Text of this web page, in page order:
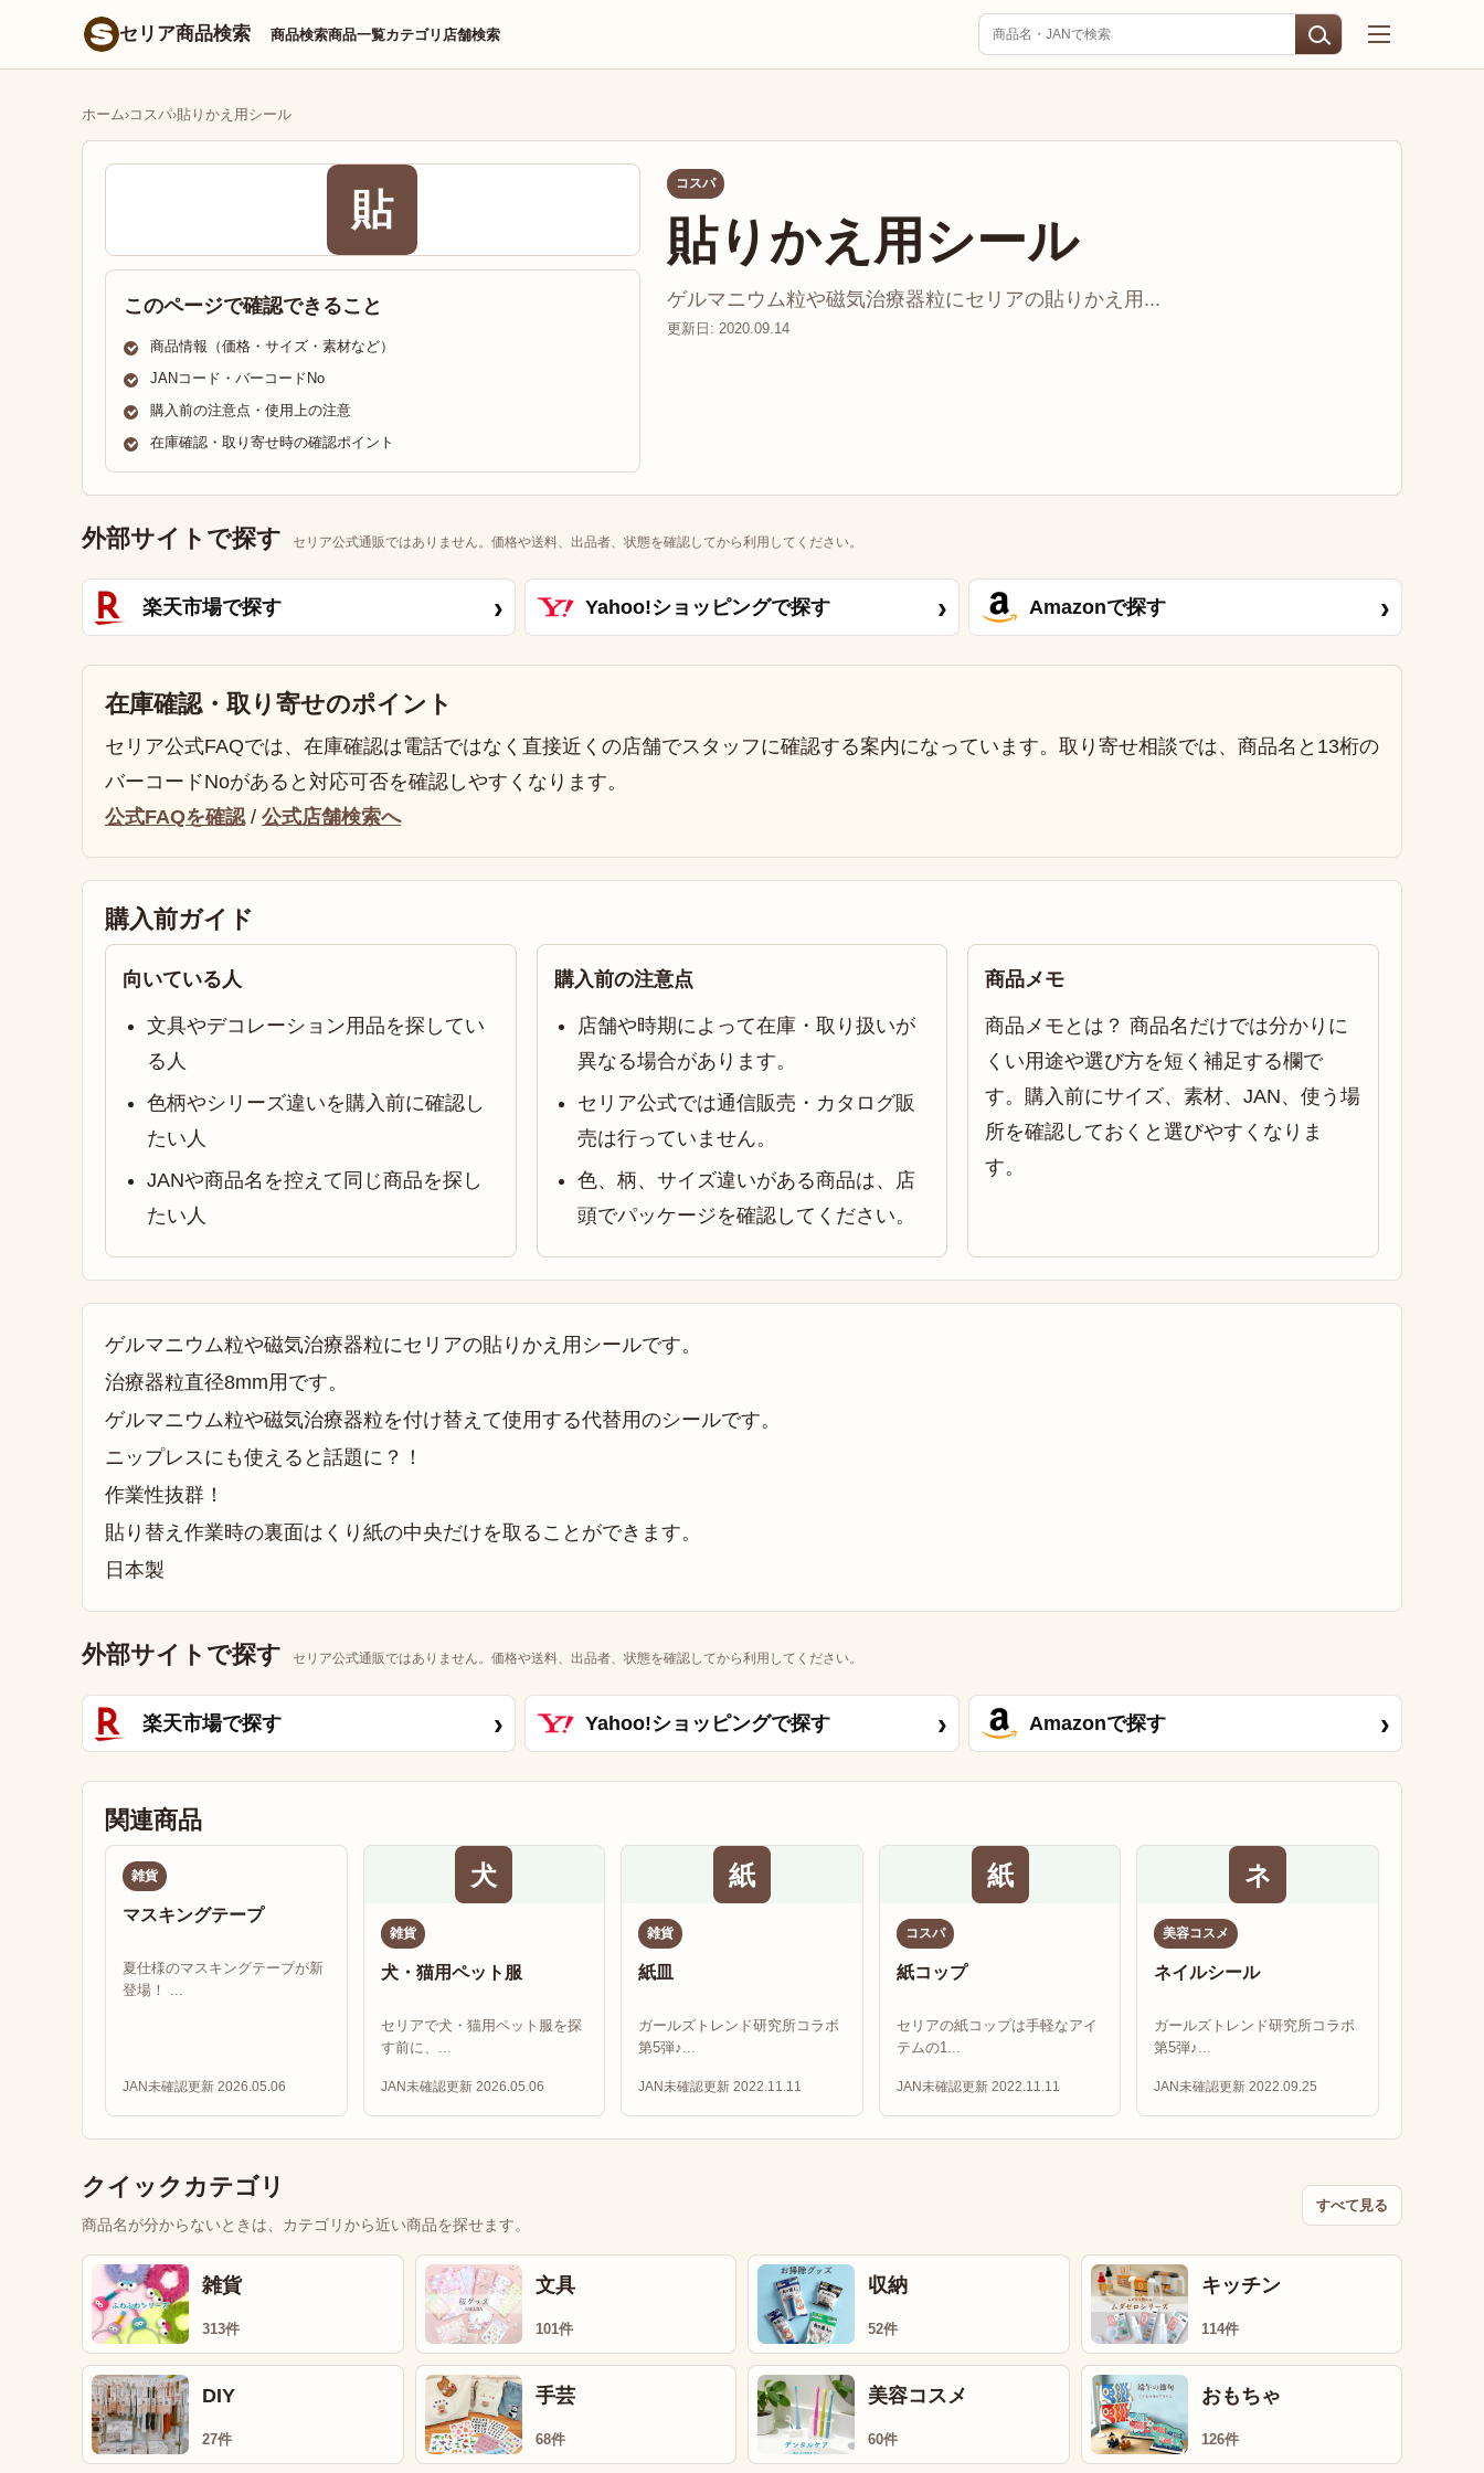
セリア商品検索 商品検索商品一覧カテゴリ 店舗検索
ホーム›コスパ›貼りかえ用シール
貼
このページで確認できること
商品情報（価格・サイズ・素材など）
JANコード・バーコードNo
購入前の注意点・使用上の注意
在庫確認・取り寄せ時の確認ポイント
コスパ
貼りかえ用シール
ゲルマニウム粒や磁気治療器粒にセリアの貼りかえ用...
更新日: 2020.09.14
外部サイトで探す セリア公式通販ではありません。価格や送料、出品者、状態を確認してから利用してください。
楽天市場で探す › Yahoo!ショッピングで探す › Amazonで探す ›
在庫確認・取り寄せのポイント
セリア公式FAQでは、在庫確認は電話ではなく直接近くの店舗でスタッフに確認する案内になっています。取り寄せ相談では、商品名と13桁の
バーコードNoがあると対応可否を確認しやすくなります。
公式FAQを確認/ 公式店舗検索へ
購入前ガイド
向いている人
文具やデコレーション用品を探してい
る人
色柄やシリーズ違いを購入前に確認し
たい人
JANや商品名を控えて同じ商品を探し
たい人
購入前の注意点
店舗や時期によって在庫・取り扱いが
異なる場合があります。
セリア公式では通信販売・カタログ販
売は行っていません。
色、柄、サイズ違いがある商品は、店
頭でパッケージを確認してください。
商品メモ
商品メモとは？ 商品名だけでは分かりに
くい用途や選び方を短く補足する欄で
す。購入前にサイズ、素材、JAN、使う場
所を確認しておくと選びやすくなりま
す。
ゲルマニウム粒や磁気治療器粒にセリアの貼りかえ用シールです。
治療器粒直径8mm用です。
ゲルマニウム粒や磁気治療器粒を付け替えて使用する代替用のシールです。
ニップレスにも使えると話題に？！
作業性抜群！
貼り替え作業時の裏面はくり紙の中央だけを取ることができます。
日本製
外部サイトで探す セリア公式通販ではありません。価格や送料、出品者、状態を確認してから利用してください。
楽天市場で探す › Yahoo!ショッピングで探す › Amazonで探す ›
関連商品
雑貨
マスキングテープ
夏仕様のマスキングテープが新
登場！ ...
JAN未確認更新 2026.05.06
犬
雑貨
犬・猫用ペット服
セリアで犬・猫用ペット服を探
す前に、...
JAN未確認更新 2026.05.06
紙
雑貨
紙皿
ガールズトレンド研究所コラボ
第5弾♪...
JAN未確認更新 2022.11.11
紙
コスパ
紙コップ
セリアの紙コップは手軽なアイ
テムの1...
JAN未確認更新 2022.11.11
ネ
美容コスメ
ネイルシール
ガールズトレンド研究所コラボ
第5弾♪...
JAN未確認更新 2022.09.25
クイックカテゴリ
商品名が分からないときは、カテゴリから近い商品を探せます。
すべて見る
雑貨
313件
文具
101件
収納
52件
キッチン
114件
DIY
27件
手芸
68件
美容コスメ
60件
おもちゃ
126件